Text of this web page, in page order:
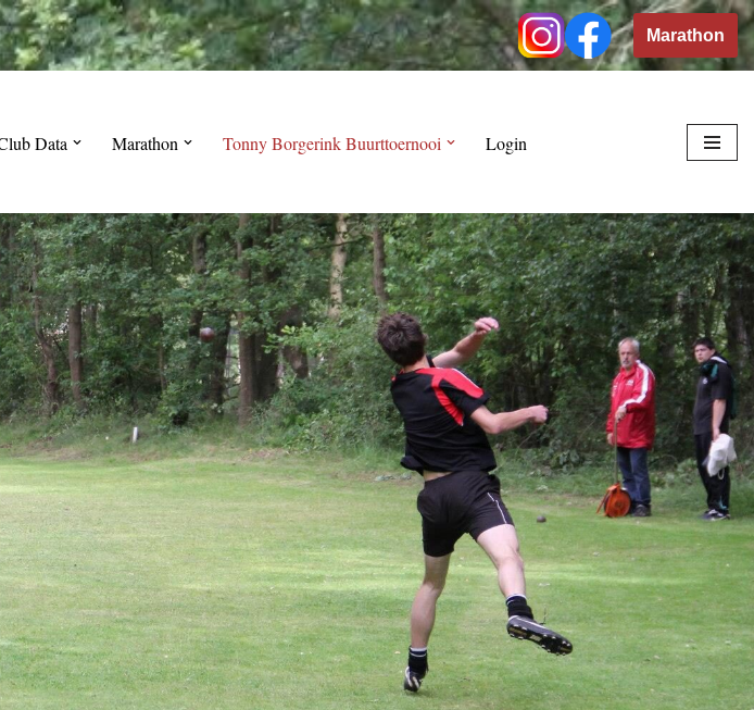
Marathon
Data Marathon Tonny Borgerink Buurttoernooi Login